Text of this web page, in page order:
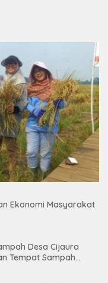
Ekonomi Masyarakat
Desa Cijaura
Tempat Sampah